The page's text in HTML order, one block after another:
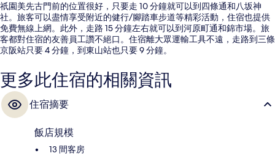
祇園美先古門前的位置很好，只要走 10 分鐘就可以到四條通和八坂神
社。旅客可以盡情享受附近的健行/腳踏車步道等精彩活動，住宿也提供
免費無線上網。此外，走路 15 分鐘左右就可以到河原町通和錦市場。旅
客都對住宿的友善員工讚不絕口。住宿離大眾運輸工具不遠，走路到三條
京阪站只要 4 分鐘，到東山站也只要 9 分鐘。
更多此住宿的相關資訊
住宿摘要
飯店規模
13 間客房